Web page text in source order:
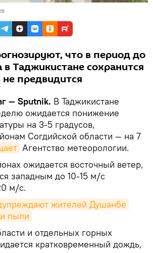
что в период до
в Таджикистане сохранится
не предвидится
— Sputnik. В Таджикистане
ожидается понижение
на 3-5 градусов,
Согдийской области — на 7
Агентство метеорологии.
ожидается восточный ветер,
западным до 10-15 м/с
м/с.
жителей Душанбе
пыли
и отдельных горных
кратковременный дождь,